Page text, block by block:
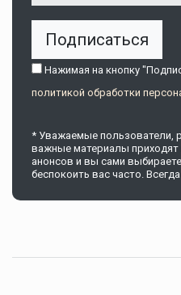
Подписаться
Нажимая на кнопку
политикой обработки
* Уважаемые пользователи,
важные материалы приходят
анонсов и вы сами
беспокоить вас часто.